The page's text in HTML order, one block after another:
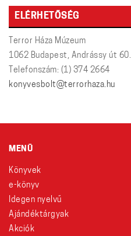
ELÉRHETŐSÉG
Terror Háza Múzeum
1062 Budapest, Andrássy út 60.
Telefonszám: (1) 374 2664
konyvesbolt@terrorhaza.hu
MENÜ
Könyvek
e-könyv
Idegen nyelvű
Ajándéktárgyak
Akciók